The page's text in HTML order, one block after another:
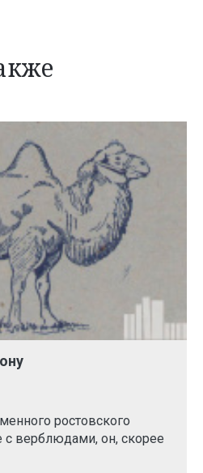
ростовского
с верблюдами, он, скорее